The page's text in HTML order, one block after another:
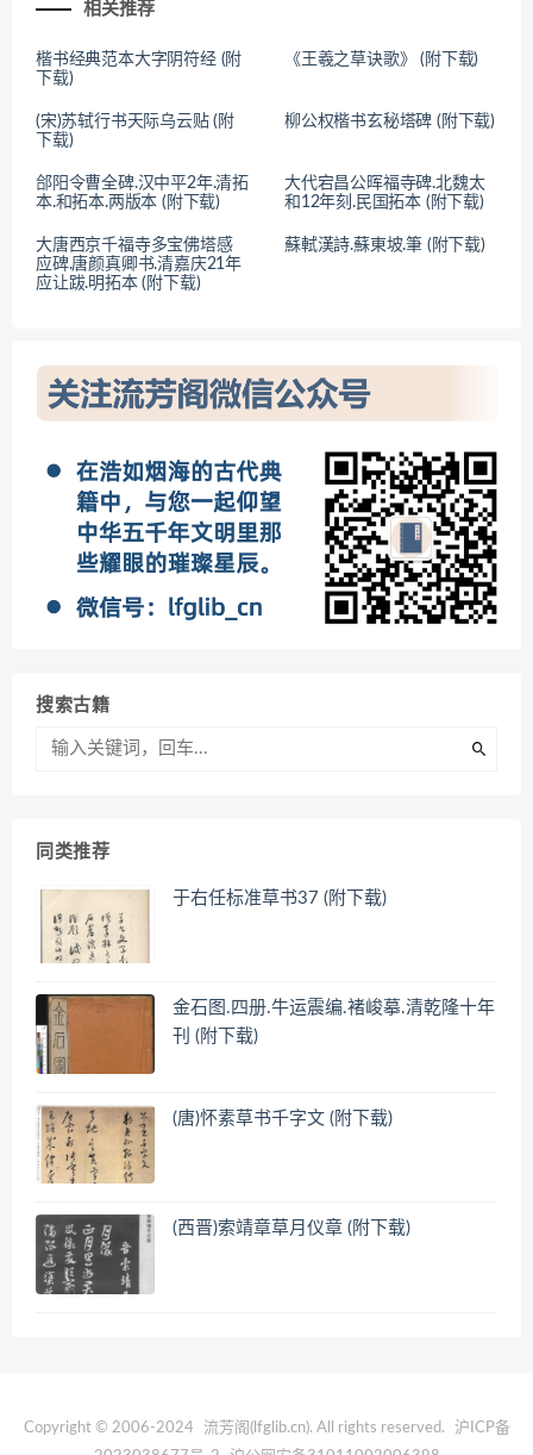
相关推荐
楷书经典范本大字阴符经 (附
下载)
《王羲之草诀歌》 (附下载)
(宋)苏轼行书天际乌云贴 (附
下载)
柳公权楷书玄秘塔碑 (附下载)
郃阳令曹全碑.汉中平2年.清拓
本.和拓本.两版本 (附下载)
大代宕昌公晖福寺碑.北魏太
和12年刻.民国拓本 (附下载)
大唐西京千福寺多宝佛塔感
应碑.唐颜真卿书.清嘉庆21年
应让跋.明拓本 (附下载)
蘇軾漢詩.蘇東坡.筆 (附下载)
搜索古籍
同类推荐
于右任标准草书37 (附下载)
金石图.四册.牛运震编.褚峻摹.清乾隆十年
刊 (附下载)
(唐)怀素草书千字文 (附下载)
(西晋)索靖章草月仪章 (附下载)
Copyright © 2006-2024 流芳阁(lfglib.cn). All rights reserved.
沪ICP备